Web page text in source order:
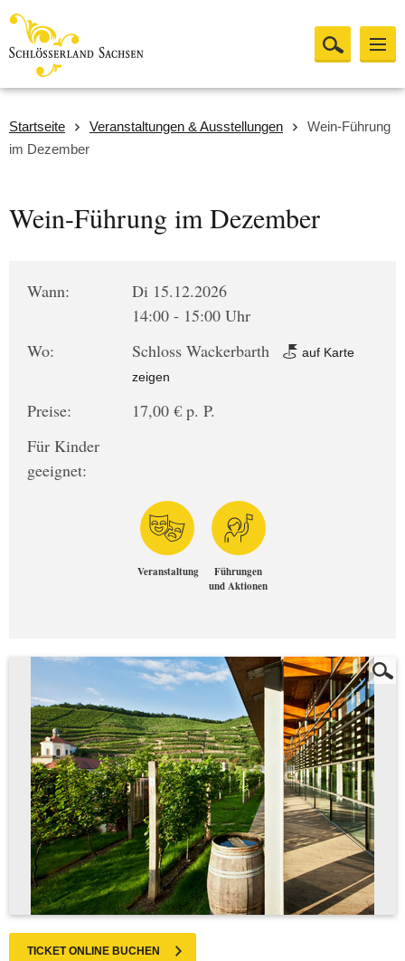
Startseite Veranstaltungen & Ausstellungen
Wein-Führung
im Dezember
Wein-Führung im Dezember
Wann:
Di 15.12.2026
14:00 - 15:00 Uhr
Wo:
Schloss Wackerbarth
auf Karte
zeigen
Preise:
17,00 € p. P.
Für Kinder
geeignet:
Veranstaltung
Führungen
und Aktionen
TICKET ONLINE BUCHEN